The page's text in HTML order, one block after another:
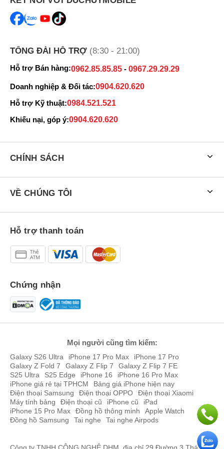
Màn hình rộng rãi
Về khả năng hiển thị, mẫu smartphone Samsung Galaxy A14 5G
Chính Hãng sở hữu màn hình có notch "giọt nước" như người tiền
kích thước 6.6 inch rộng rãi độ phân giải Full HD+ (1080 x 2408
Pixels) cùng tần số quét 90 Hz mang điến không gian hiển thị tốt,
màu sắc hài hoà và đẹp mắt.
Camera chất lượng
Là một chiếc điện thoại tầm trung giá rẻ nhưng Samsung Galaxy
độ phân giải lên đến 50 MP, camera đo độ sâu 2 MP và camera
macro 2 MP cho bạn những bức ảnh chi tiết, sắc nét và đầy nghệ
thuật. Ngoài ra, cụm camera này còn hỗ trợ quay video chất
TỔNG ĐÀI HỖ TRỢ (8:30 - 21:00)
Hỗ trợ Bán hàng:0962.85.85.85 - 0967.29.29.29
Doanh nghiệp & Đối tác:0904.620.620
Hỗ trợ Kỹ thuật:0984.521.521
Khiếu nại, góp ý:0904.620.620
CHÍNH SÁCH
VỀ CHÚNG TÔI
Hỗ trợ thanh toán
Chứng nhận
Mọi người cũng tìm kiếm:
Galaxy S26 Ultra iPhone 17 Pro Max
iPhone 17 Pro
Galaxy Z Fold 7
Galaxy Z Flip 7
Galaxy Z Flip 7 FE
S25 Ultra
S25 Edge iPhone 16
iPhone 16 Pro Max
iPhone giá rẻ tại TPHCM
Bảng giá iPhone hiện nay
Điện thoại Samsung
Điện thoại OPPO
Điện thoại Xiaomi
Máy tính bảng
Điện thoại cũ iPhone cũ
iPad
iPhone 15 Pro Max
Đồng hồ thông minh
Apple Watch
Đồng hồ Samsung
Tai nghe Tai nghe Airpods